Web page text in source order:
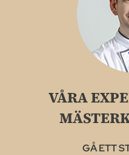
VÅRA
GÅ ETT